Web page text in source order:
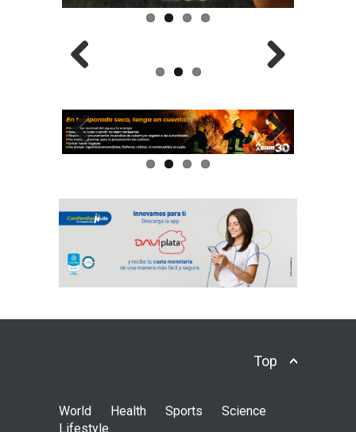
Previous Next
Top
World Health Sports
Science
Lifestyle